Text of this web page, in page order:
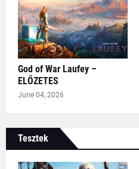
God of War Laufey –
ELŐZETES
June 04, 2026
Tesztek